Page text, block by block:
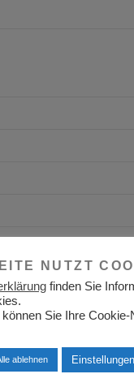
NUTZT
finden Sie
Sie Ihre Cookie-
ablehnen Einstellungen